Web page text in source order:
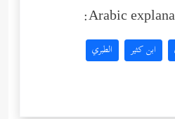
Arabic
ابن كثير الطبري